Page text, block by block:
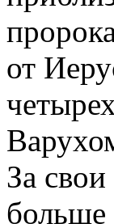
от
За
больше